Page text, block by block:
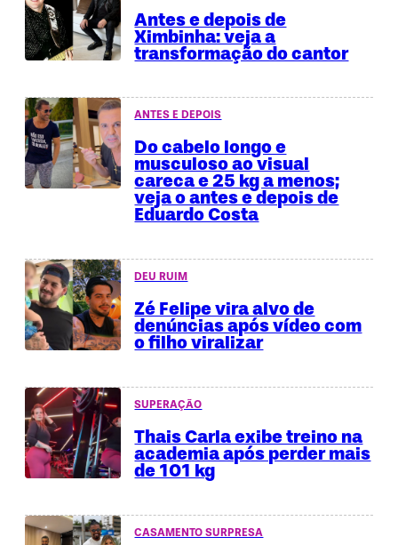
Antes e depois de
Ximbinha: veja a
transformação do cantor
ANTES E DEPOIS
Do cabelo longo e
musculoso ao visual
careca e 25 kg a menos;
veja o antes e depois de
Eduardo Costa
DEU RUIM
Zé Felipe vira alvo de
denúncias após vídeo com
o filho viralizar
SUPERAÇÃO
Thais Carla exibe treino na
academia após perder mais
de 101 kg
CASAMENTO SURPRESA